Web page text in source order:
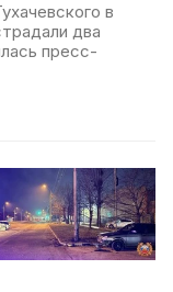
в
два
пресс-